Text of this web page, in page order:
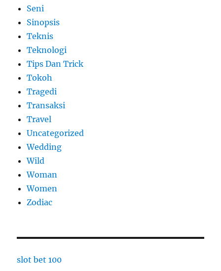
Seni
Sinopsis
Teknis
Teknologi
Tips Dan Trick
Tokoh
Tragedi
Transaksi
Travel
Uncategorized
Wedding
Wild
Woman
Women
Zodiac
slot bet 100